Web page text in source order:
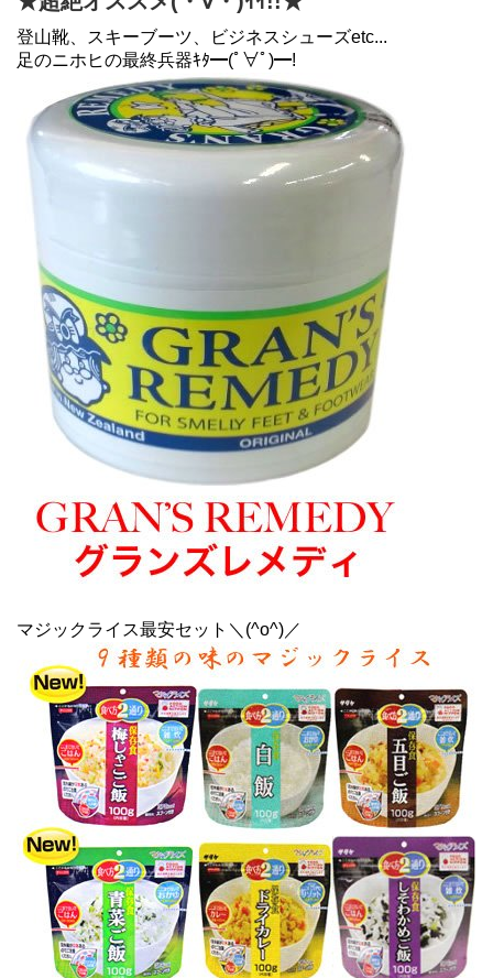
登山靴、スキーブーツ、ビジネスシューズetc...
足のニホヒの最終兵器ｷﾀ━(ﾟ∀ﾟ)━!
マジックライス最安セット＼(^o^)／